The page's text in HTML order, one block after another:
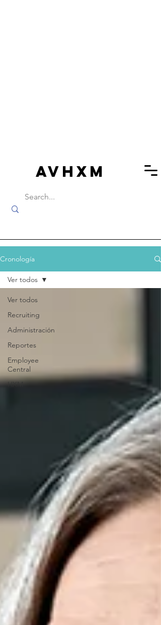
AVHXM
Cronología
Ver todos
Recruiting
Administración
Reportes
Employee
Central
HXM
Ver todos